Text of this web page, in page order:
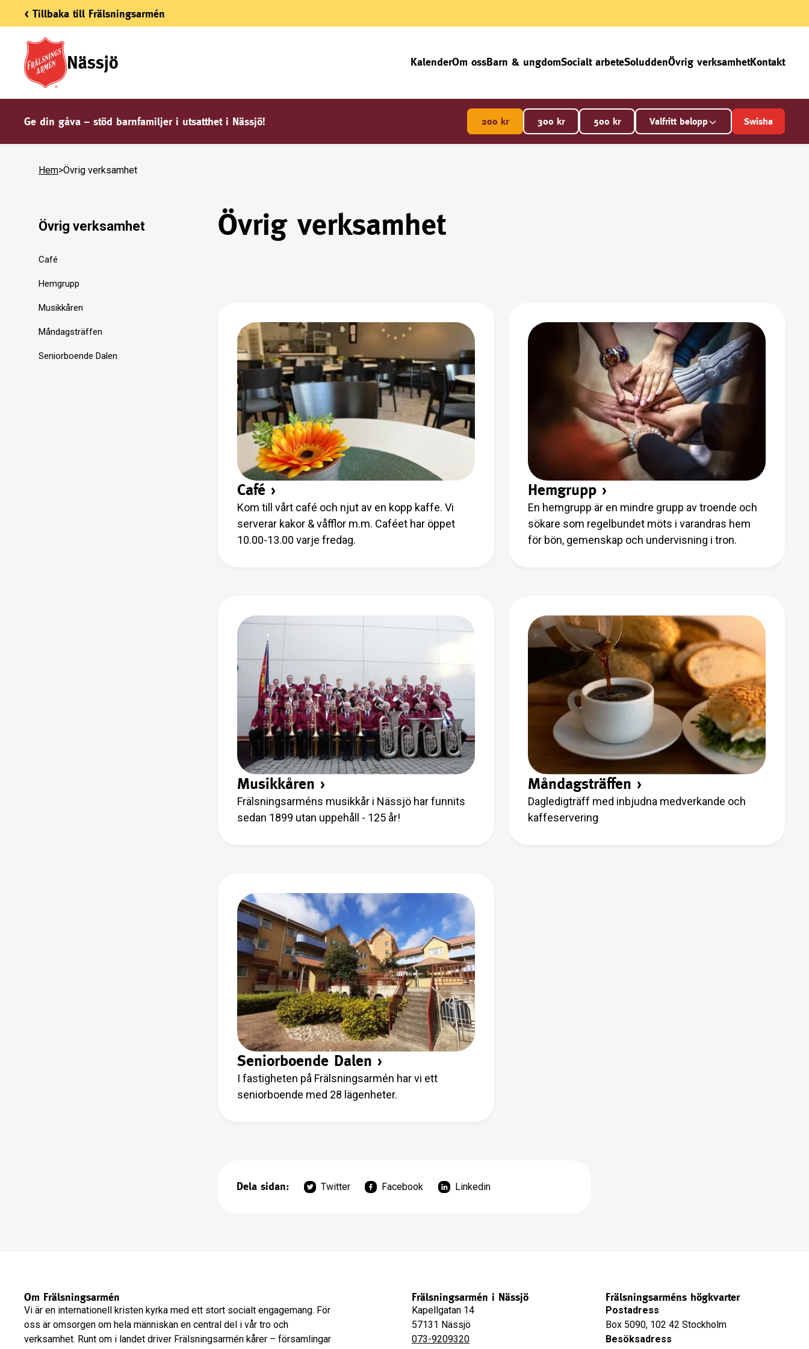
< Tillbaka till Frälsningsarmén
Nässjö KalenderOm ossBarn & ungdomSocialt arbeteSoluddenÖvrig verksamhetKontakt
Ge din gåva – stöd barnfamiljer i utsatthet i Nässjö! 200 kr 300 kr 500 kr Valfritt belopp Swisha
Hem>Övrig verksamhet
Övrig verksamhet
Café
Hemgrupp
Musikkåren
Måndagsträffen
Seniorboende Dalen
Övrig verksamhet
Café›
Kom till vårt café och njut av en kopp kaffe. Vi
serverar kakor & våfflor m.m. Caféet har öppet
10.00-13.00 varje fredag.
Hemgrupp›
En hemgrupp är en mindre grupp av troende och
sökare som regelbundet möts i varandras hem
för bön, gemenskap och undervisning i tron.
Musikkåren ›
Frälsningsarméns musikkår i Nässjö har funnits
sedan 1899 utan uppehåll - 125 år!
Måndagsträffen ›
Dagledigträff med inbjudna medverkande och
kaffeservering
Seniorboende Dalen ›
I fastigheten på Frälsningsarmén har vi ett
seniorboende med 28 lägenheter.
Dela sidan: Twitter Facebook Linkedin
Om Frälsningsarmén
Vi är en internationell kristen kyrka med ett stort socialt engagemang. För
oss är omsorgen om hela människan en central del i vår tro och
verksamhet. Runt om i landet driver Frälsningsarmén kårer – församlingar
Frälsningsarmén i Nässjö
Kapellgatan 14
57131 Nässjö
073-9209320
Frälsningsarméns högkvarter
Postadress
Box 5090, 102 42 Stockholm
Besöksadress